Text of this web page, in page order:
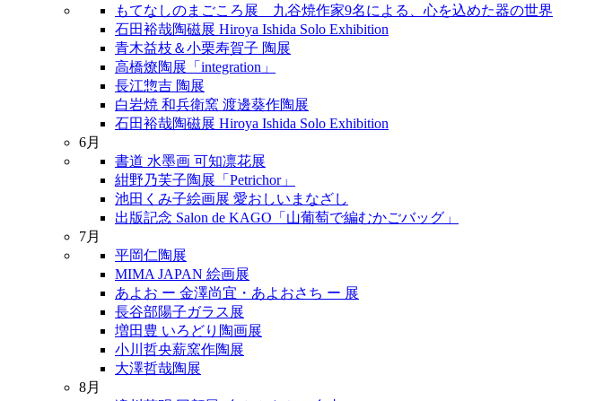
もてなしのまごころ展 九谷焼作家9名による、心を込めた器の世界
石田裕哉陶磁展 Hiroya Ishida Solo Exhibition
青木益枝＆小栗寿賀子 陶展
高橋燎陶展「integration」
長江惣吉 陶展
白岩焼 和兵衛窯 渡邊葵作陶展
石田裕哉陶磁展 Hiroya Ishida Solo Exhibition
6月
書道 水墨画 可知凛花展
紺野乃芙子陶展「Petrichor」
池田くみ子絵画展 愛おしいまなざし
出版記念 Salon de KAGO「山葡萄で編むかごバッグ」
7月
平岡仁陶展
MIMA JAPAN 絵画展
あよお ー 金澤尚宜・あよおさち ー 展
長谷部陽子ガラス展
増田豊 いろどり陶画展
小川哲央薪窯作陶展
大澤哲哉陶展
8月